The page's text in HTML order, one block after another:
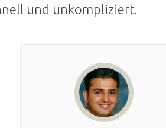
und unkompliziert.